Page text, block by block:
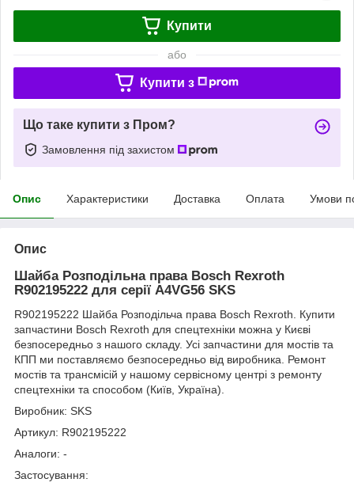
Купити
або
Купити з
Що таке купити з Пром?
Замовлення під захистом
Опис Характеристики Доставка Оплата Умови
Опис
Шайба Розподільна права Bosch Rexroth
R902195222 для серії A4VG56 SKS
R902195222 Шайба Розподільча права Bosch Rexroth
Купити
запчастини Bosch Rexroth для спецтехніки можна у Києві
безпосередньо з нашого складу. Усі запчастини для мостів та
КПП ми поставляємо безпосередньо від виробника. Ремонт
мостів та трансмісій у нашому сервісному центрі з ремонту
спецтехніки та способом (Київ, Україна).
Виробник: SKS
Артикул: R902195222
Аналоги: -
Застосування: